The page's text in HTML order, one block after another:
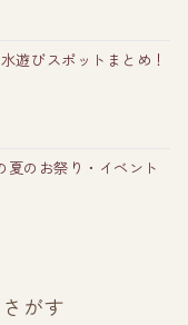
遊びスポットまとめ！
夏のお祭り・イベント
がす